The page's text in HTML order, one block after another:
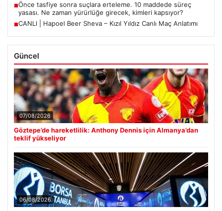
■Önce tasfiye sonra suçlara erteleme. 10 maddede süreç
yasası. Ne zaman yürürlüğe girecek, kimleri kapsıyor?
■CANLI | Hapoel Beer Sheva – Kızıl Yıldız Canlı Maç Anlatımı
Güncel
07/08/2026
Göztepe’de hareketlilik: Anthony Dennis için Almanya’dan
teklif yükseliyor
06/08/2026